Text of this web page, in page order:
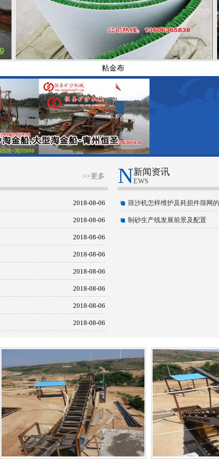
粘金布
>>更多
2018-08-06
2018-08-06
2018-08-06
2018-08-06
2018-08-06
2018-08-06
2018-08-06
2018-08-06
N新闻资讯
EWS
筛沙机怎样维护及耗损件筛网
制砂生产线发展前景及配置